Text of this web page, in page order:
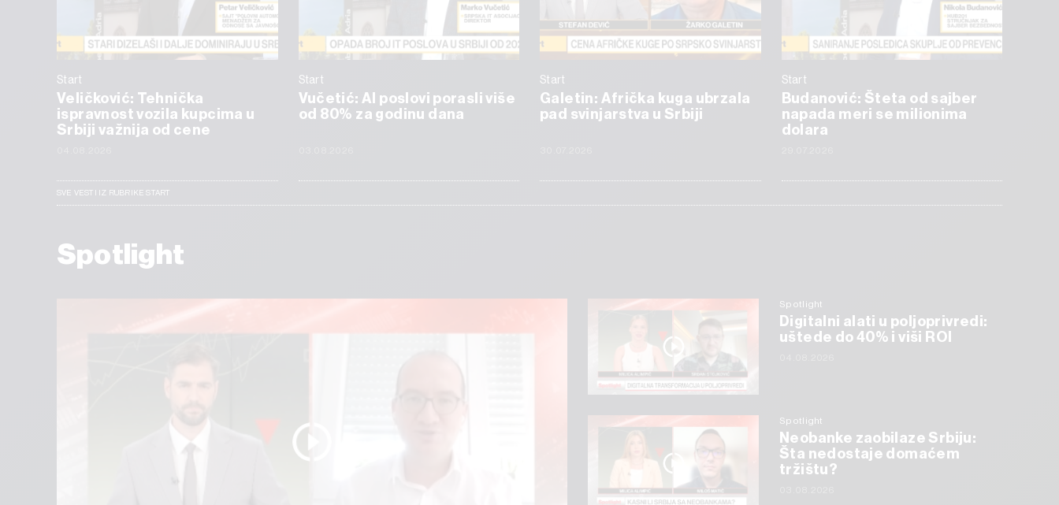
Start
Veličković: Tehnička
ispravnost vozila kupcima u
Srbiji važnija od cene
Start
Vučetić: AI poslovi porasli više
od 80% za godinu dana
Start
Galetin: Afrička kuga ubrzala
pad svinjarstva u Srbiji
Start
Budanović: Šteta od sajber
napada meri se milionima
dolara
SVE VESTI IZ RUBRIKE START
Spotlight
Spotlight
Digitalni alati u poljoprivredi:
uštede do 40% i viši ROI
Spotlight
Neobanke zaobilaze Srbiju:
Šta nedostaje domaćem
tržištu?